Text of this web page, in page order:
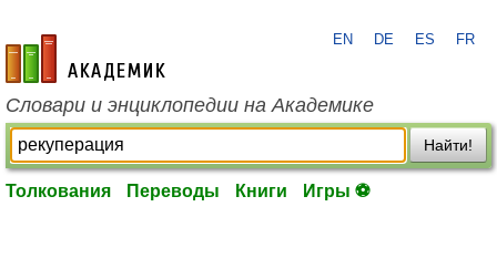
academic.ru
EN DE ES FR
Словари и энциклопедии на Академике
Найти!
Толкования Переводы Книги Игры ⚽